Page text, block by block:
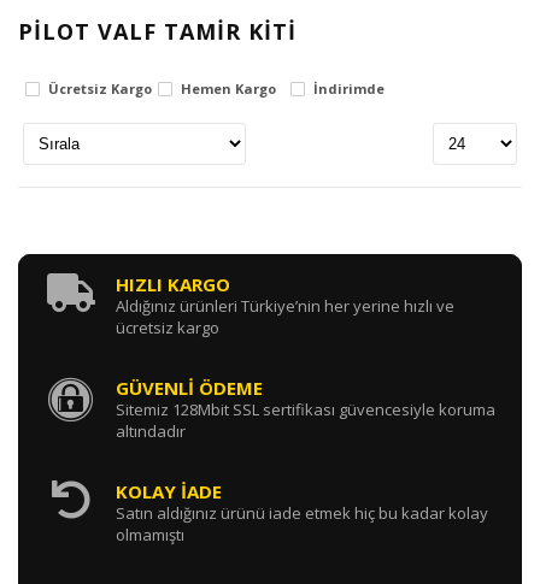
PİLOT VALF TAMİR KİTİ
Ücretsiz Kargo Hemen Kargo İndirimde
HIZLI KARGO
Aldığınız ürünleri Türkiye’nin her yerine hızlı ve
ücretsiz kargo
GÜVENLİ ÖDEME
Sitemiz 128Mbit SSL sertifikası güvencesiyle koruma
altındadır
KOLAY İADE
Satın aldığınız ürünü iade etmek hiç bu kadar kolay
olmamıştı